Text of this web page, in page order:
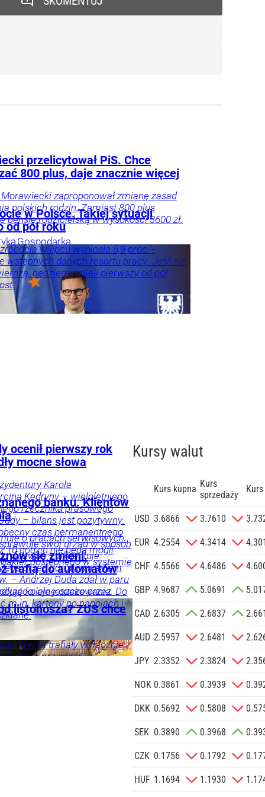
przelicytował PiS. Chce
800 plus, daje znacznie więcej
zaproponował zmianę zasad
polskich rodzin. Zamiast 800 plus
pensję rodzicielską w wysokości 3600 zł.
Gospodarka
w Polsce. Takiej sytuacji
od pół roku
w lipcu wyniosła 5,9 proc. -
wstępnych danych resortu pracy. Jeśli się
będziemy mieli pierwszy od pół
na
na podany
o.o. w imieniu
zlecenie jej
ocenił pierwszy rok
mocne słowa
Karola
Kędryny – wieloletniego
rzecznika prasowego
– bilans jest pozytywny:
czas permanentnego
swój urząd w sposób
wyzwań – akcentuje.
przed porównywaniem
– Andrzej Duda zdał w paru
ale jeszcze przez
jak kiedyś
a po latach się to zmieniło
Andrzeja Dudy.
banku. Klientów
o pracach serwisowych.
10 godzin nie będą mogli
dostępnego w systemie
się zmieni.
trafią do automatów
kolejne opakowania. Do
m.in. kartony po napojach i
listonosza? ZUS chce
i renta trafiały wyłącznie
ma przynieść
Kursy walut
Kurs kupna Kurs
sprzedaży
USD 3.6866 3.7610
EUR 4.2554 4.3414
CHF 4.5566 4.6486
GBP 4.9687 5.0691
CAD 2.6305 2.6837
AUD 2.5957 2.6481
JPY 2.3352 2.3824
NOK 0.3861 0.3939
DKK 0.5692 0.5808
SEK 0.3890 0.3968
CZK 0.1756 0.1792
HUF 1.1694 1.1930